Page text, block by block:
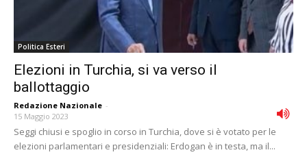
Politica Esteri
Elezioni in Turchia, si va verso il
ballottaggio
Redazione Nazionale -
15 Maggio 2023
Seggi chiusi e spoglio in corso in Turchia, dove si è votato per le
elezioni parlamentari e presidenziali: Erdogan è in testa, ma il...